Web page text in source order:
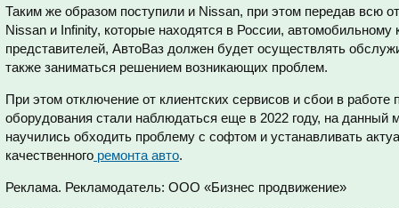
Таким же образом поступили и Nissan, при этом передав всю
Nissan и Infinity, которые находятся в России,
представителей, АвтоВаз должен будет осуществлять
также заниматься решением возникающих проблем.
При этом отключение от клиентских сервисов и сбои в работе
оборудования стали наблюдаться еще в 2022 году, на
научились обходить проблему с софтом и устанавливать
качественного ремонта авто.
Реклама. Рекламодатель: ООО «Бизнес продвижение»